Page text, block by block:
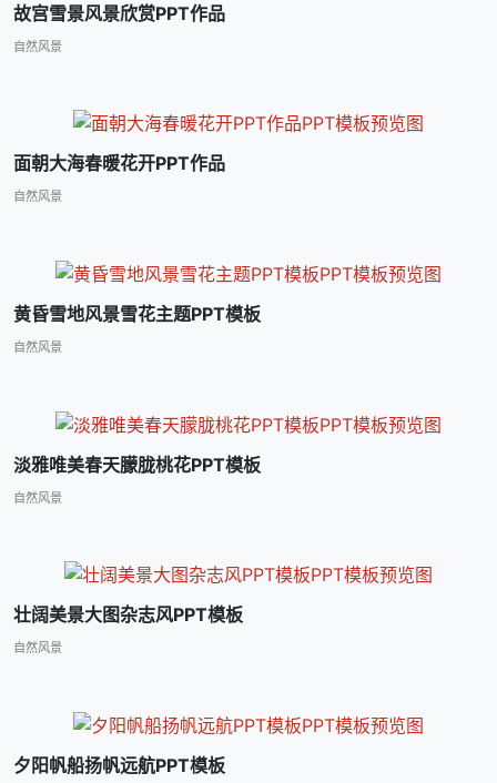
故宫雪景风景欣赏PPT作品
自然风景
面朝大海春暖花开PPT作品
自然风景
黄昏雪地风景雪花主题PPT模板
自然风景
淡雅唯美春天朦胧桃花PPT模板
自然风景
壮阔美景大图杂志风PPT模板
自然风景
夕阳帆船扬帆远航PPT模板